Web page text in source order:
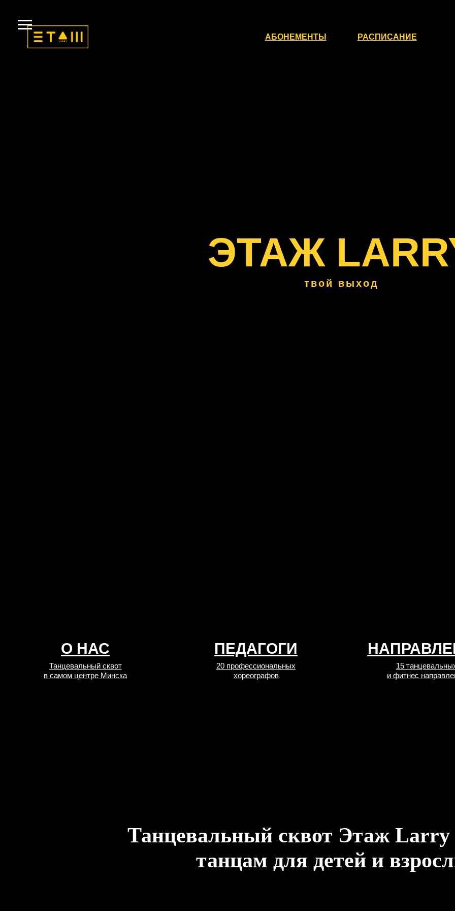
твой выход
ЭТАЖ
АБОНЕМЕНТЫ РАСПИСАНИЕ
ПЕДАГОГИ
20 профессиональных
хореографов
15
и фитнес
Танцевальный сквот
в самом центре Минска
О НАС
Танцевальный сквот Этаж Larry
танцам для детей и